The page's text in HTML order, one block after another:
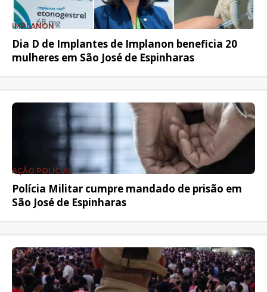
IMPLANON
Dia D de Implantes de Implanon beneficia 20
mulheres em São José de Espinharas
AÇÃO POLICIAL
Polícia Militar cumpre mandado de prisão em
São José de Espinharas